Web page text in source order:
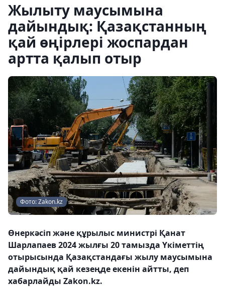
Жылыту маусымына
дайындық: Қазақстанның
қай өңірлері жоспардан
артта қалып отыр
Фото: Zakon.kz
Өнеркәсіп және құрылыс министрі Қанат
Шарлапаев 2024 жылғы 20 тамызда Үкіметтің
отырысында Қазақстандағы жылу маусымына
дайындық қай кезеңде екенін айтты, деп
хабарлайды Zakon.kz.